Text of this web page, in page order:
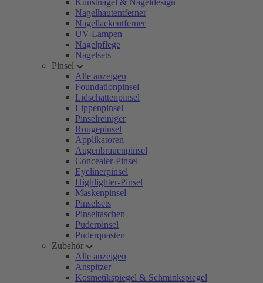
Kunstnägel & Nageldesign
Nagelhautentferner
Nagellackentferner
UV-Lampen
Nagelpflege
Nagelsets
Pinsel
Alle anzeigen
Foundationpinsel
Lidschattenpinsel
Lippenpinsel
Pinselreiniger
Rougepinsel
Applikatoren
Augenbrauenpinsel
Concealer-Pinsel
Eyelinerpinsel
Highlighter-Pinsel
Maskenpinsel
Pinselsets
Pinseltaschen
Puderpinsel
Puderquasten
Zubehör
Alle anzeigen
Anspitzer
Kosmetikspiegel & Schminkspiegel